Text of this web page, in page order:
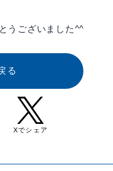
うございました^^
る
Xでシェア